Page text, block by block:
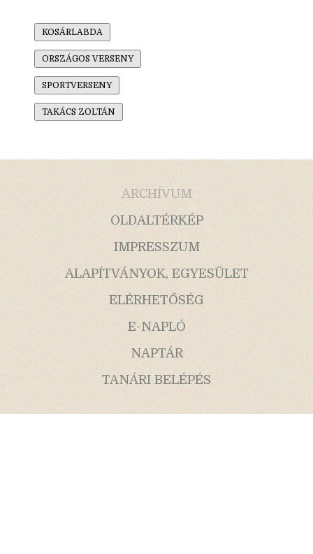
KOSÁRLABDA
ORSZÁGOS VERSENY
SPORTVERSENY
TAKÁCS ZOLTÁN
ARCHÍVUM
OLDALTÉRKÉP
IMPRESSZUM
ALAPÍTVÁNYOK, EGYESÜLET
ELÉRHETŐSÉG
E-NAPLÓ
NAPTÁR
TANÁRI BELÉPÉS